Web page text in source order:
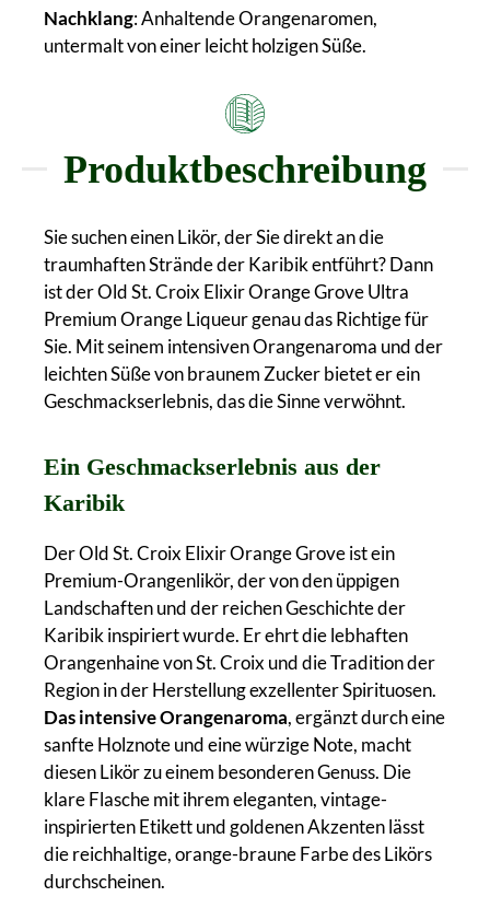
Nachklang: Anhaltende Orangenaromen,
untermalt von einer leicht holzigen Süße.
Produktbeschreibung
Sie suchen einen Likör, der Sie direkt an die
traumhaften Strände der Karibik entführt? Dann
ist der Old St. Croix Elixir Orange Grove Ultra
Premium Orange Liqueur genau das Richtige für
Sie. Mit seinem intensiven Orangenaroma und der
leichten Süße von braunem Zucker bietet er ein
Geschmackserlebnis, das die Sinne verwöhnt.
Ein Geschmackserlebnis aus der
Karibik
Der Old St. Croix Elixir Orange Grove ist ein
Premium-Orangenlikör, der von den üppigen
Landschaften und der reichen Geschichte der
Karibik inspiriert wurde. Er ehrt die lebhaften
Orangenhaine von St. Croix und die Tradition der
Region in der Herstellung exzellenter Spirituosen.
Das intensive Orangenaroma, ergänzt durch eine
sanfte Holznote und eine würzige Note, macht
diesen Likör zu einem besonderen Genuss. Die
klare Flasche mit ihrem eleganten, vintage-
inspirierten Etikett und goldenen Akzenten lässt
die reichhaltige, orange-braune Farbe des Likörs
durchscheinen.